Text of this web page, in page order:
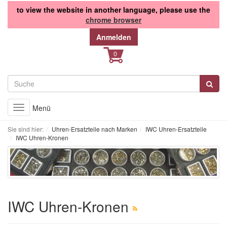
to view the website in another language, please use the
chrome browser
Anmelden
Toggle
navigation
Menü
Sie sind hier: Uhren-Ersatzteile nach Marken
IWC Uhren-Ersatzteile
IWC Uhren-Kronen
IWC Uhren-Kronen